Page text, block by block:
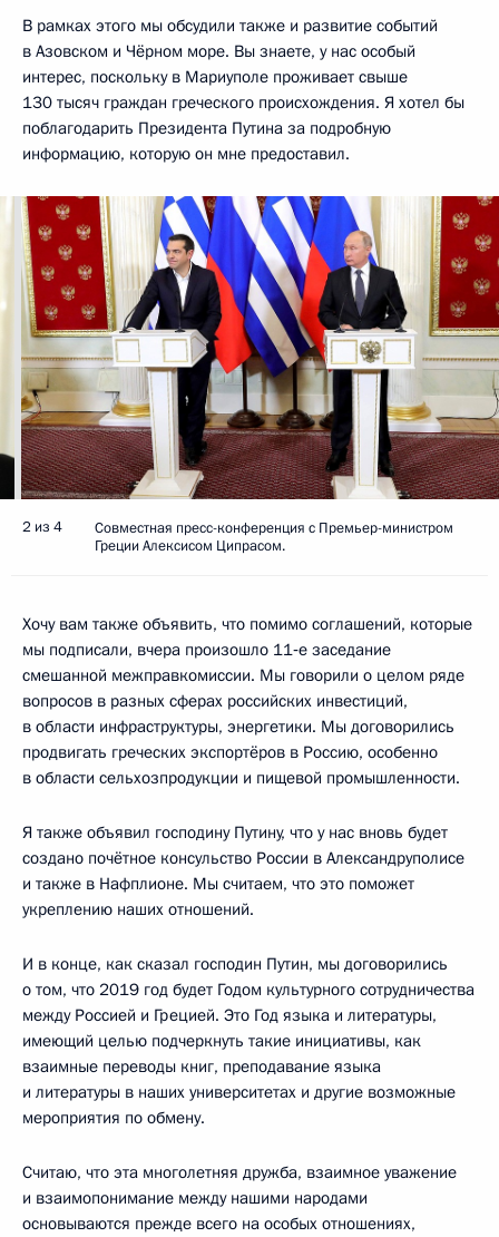
В рамках этого мы обсудили также и развитие событий
в Азовском и Чёрном море. Вы знаете, у нас особый
интерес, поскольку в Мариуполе проживает свыше
130 тысяч граждан греческого происхождения. Я хотел бы
поблагодарить Президента Путина за подробную
информацию, которую он мне предоставил.
2 из 4
Совместная пресс-конференция с Премьер-министром
Греции Алексисом Ципрасом.
Хочу вам также объявить, что помимо соглашений, которые
мы подписали, вчера произошло 11‑е заседание
смешанной межправкомиссии. Мы говорили о целом ряде
вопросов в разных сферах российских инвестиций,
в области инфраструктуры, энергетики. Мы договорились
продвигать греческих экспортёров в Россию, особенно
в области сельхозпродукции и пищевой промышленности.
Я также объявил господину Путину, что у нас вновь будет
создано почётное консульство России в Александруполисе
и также в Нафплионе. Мы считаем, что это поможет
укреплению наших отношений.
И в конце, как сказал господин Путин, мы договорились
о том, что 2019 год будет Годом культурного сотрудничества
между Россией и Грецией. Это Год языка и литературы,
имеющий целью подчеркнуть такие инициативы, как
взаимные переводы книг, преподавание языка
и литературы в наших университетах и другие возможные
мероприятия по обмену.
Считаю, что эта многолетняя дружба, взаимное уважение
и взаимопонимание между нашими народами
основываются прежде всего на особых отношениях,